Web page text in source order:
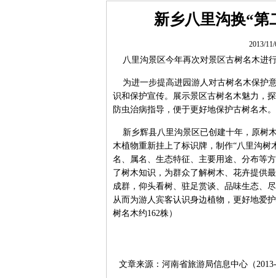
新乡八里沟换“第
2013/
八里沟景区今年再次对景区古树名木进
为进一步提高进园游人对古树名木保护
识和保护宣传。展示景区古树名木魅力，
防虫治病指导，便于更好地保护古树名木
新乡辉县八里沟景区已创建十年，原树
木植物重新挂上了标识牌，制作“八里沟
名、属名、生态特征、主要用途、分布等
了树木知识，为群众了解树木、花卉提供
成群，仰头看树、驻足赏谈、品味生态、
从而为游人宾客认识身边植物，更好地爱
树名木约162株）
文章来源：河南省旅游局信息中心（2013-